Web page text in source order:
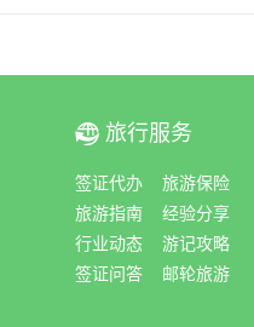
ꀇ 旅行服务
签证代办
旅游保险
旅游指南
经验分享
行业动态
游记攻略
签证问答
邮轮旅游